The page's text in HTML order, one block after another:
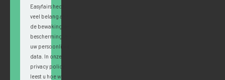
Easyfairs hecht
veel belang aan
de bewaking en
bescherming van
uw persoonlijke
data. In onze
privacy policy
leest u hoe wij